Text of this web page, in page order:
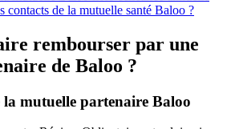
contacts de la mutuelle santé Baloo ?
rembourser par une
de Baloo ?
mutuelle partenaire Baloo